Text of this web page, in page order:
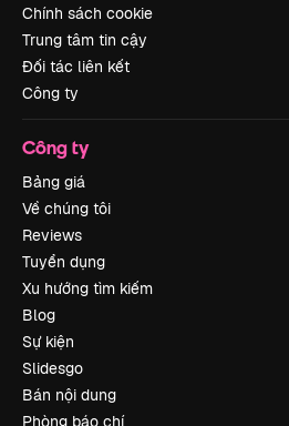
Chính sách cookie
Trung tâm tin cậy
Đối tác liên kết
Công ty
Công ty
Bảng giá
Về chúng tôi
Reviews
Tuyển dụng
Xu hướng tìm kiếm
Blog
Sự kiện
Slidesgo
Bán nội dung
Phòng báo chí